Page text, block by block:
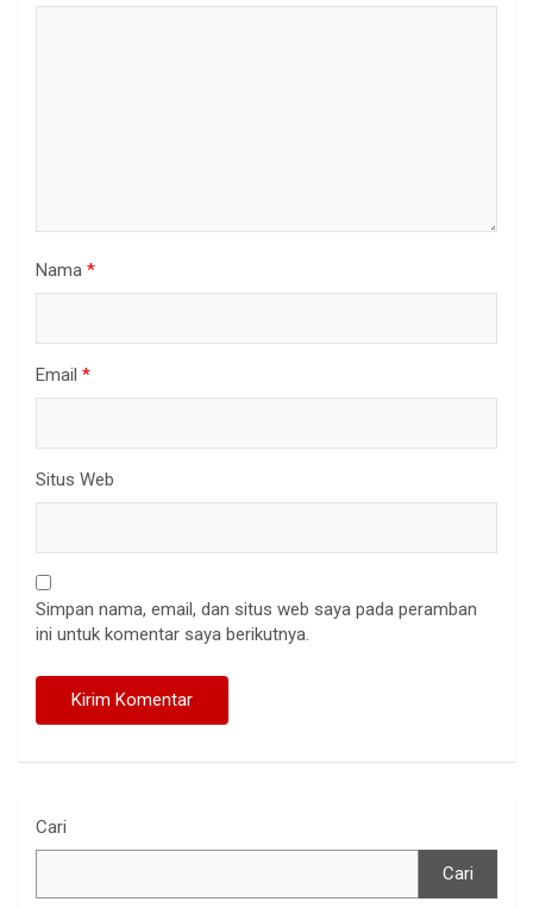
Nama *
Email *
Situs Web
Simpan nama, email, dan situs web saya pada peramban
ini untuk komentar saya berikutnya.
Cari
Cari